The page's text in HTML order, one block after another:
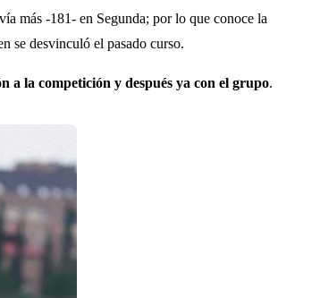
más -181- en Segunda; por lo que conoce la
se desvinculó el pasado curso.
a la competición y después ya con el grupo.